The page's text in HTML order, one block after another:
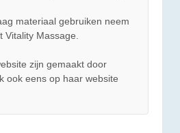
materiaal gebruiken neem
Massage.
zijn gemaakt door
ook eens op haar website